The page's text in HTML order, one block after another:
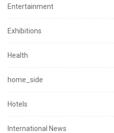
Entertainment
Exhibitions
Health
home_side
Hotels
International News